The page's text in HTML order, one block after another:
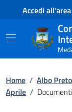
Contenuto principale
Piede di pagina
Accedi
Home / Albo
Aprile /